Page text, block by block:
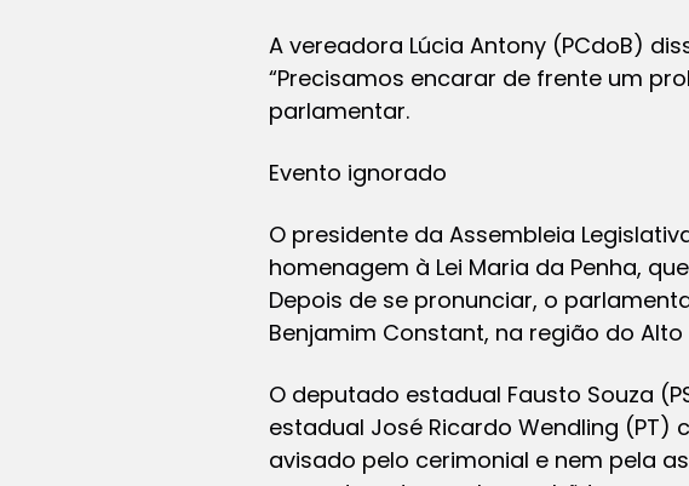
A vereadora Lúcia Antony (PCdoB)
“Precisamos encarar de frente um
parlamentar.
Evento ignorado
O presidente da Assembleia
homenagem à Lei Maria da Penha,
Depois de se pronunciar, o
Benjamim Constant, na região do Alto
O deputado estadual Fausto Souza
estadual José Ricardo Wendling
avisado pelo cerimonial e nem pela